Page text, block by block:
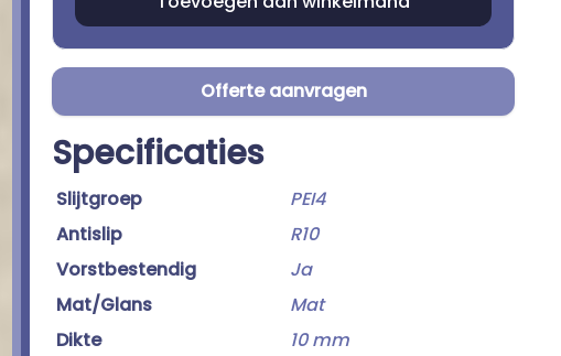
Offerte aanvragen
Specificaties
Slijtgroep
PEI4
Antislip
R10
Vorstbestendig
Ja
Mat/Glans
Mat
Dikte
10 mm